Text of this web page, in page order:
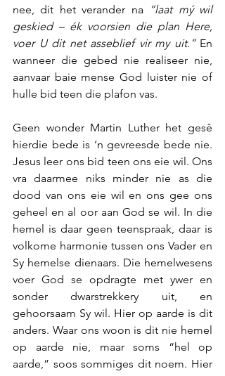
nee, dit het verander na “laat mý wil
geskied – ék voorsien die plan Here,
voer U dit net asseblief vir my uit.” En
wanneer die gebed nie realiseer nie,
aanvaar baie mense God luister nie of
hulle bid teen die plafon vas.
Geen wonder Martin Luther het gesê
hierdie bede is ‘n gevreesde bede nie.
Jesus leer ons bid teen ons eie wil. Ons
vra daarmee niks minder nie as die
dood van ons eie wil en ons gee ons
geheel en al oor aan God se wil. In die
hemel is daar geen teenspraak, daar is
volkome harmonie tussen ons Vader en
Sy hemelse dienaars. Die hemelwesens
voer God se opdragte met ywer en
sonder dwarstrekkery uit, en
gehoorsaam Sy wil. Hier op aarde is dit
anders. Waar ons woon is dit nie hemel
op aarde nie, maar soms “hel op
aarde,” soos sommiges dit noem. Hier